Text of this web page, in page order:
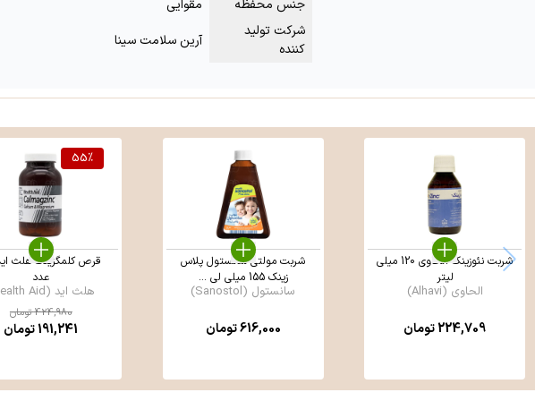
جنس محفظه
مقوایی
شرکت تولید
کننده
آرین سلامت سینا
شربت نئوزینک الحاوی 120 میلی
لیتر
الحاوی (Alhavi)
224,709تومان
شربت مولتی سانستول پلاس
زینک 155 میلی لی ...
سانستول (Sanostol)
616,000تومان
55%
عدد
هلث اید (Health Aid)
424,980تومان
191,241تومان